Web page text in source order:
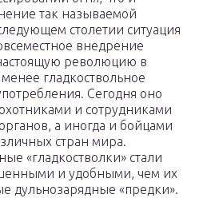
так называемой
столетии ситуация
внедрение
революцию в
гладкоствольное
Сегодня оно
и сотрудниками
а иногда и бойцами
стран мира.
«гладкостволки» стали
и удобными, чем их
дульнозарядные «предки».